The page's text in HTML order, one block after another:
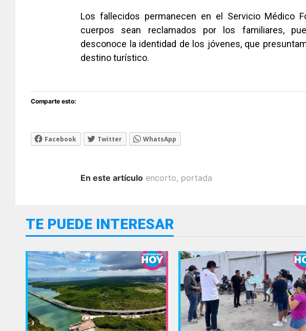
Los fallecidos permanecen en el Servicio Médico
cuerpos sean reclamados por los familiares,
desconoce la identidad de los jóvenes, que
destino turístico.
Comparte esto:
Facebook Twitter WhatsApp
En este artículo encorto, portada
TE PUEDE INTERESAR